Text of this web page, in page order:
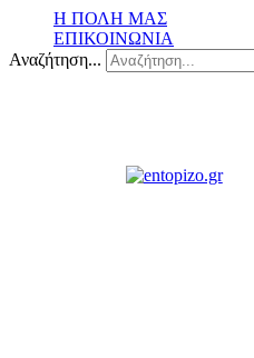
Η ΠΟΛΗ ΜΑΣ
ΕΠΙΚΟΙΝΩΝΙΑ
Αναζήτηση...